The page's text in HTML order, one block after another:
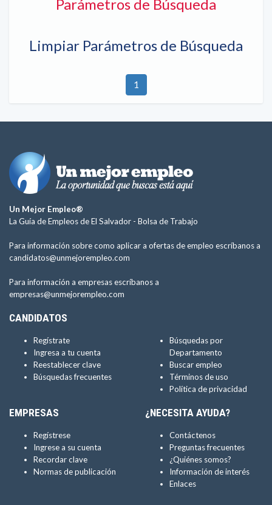
Parámetros de Búsqueda
Limpiar Parámetros de Búsqueda
1
Un Mejor Empleo®
La Guía de Empleos de El Salvador - Bolsa de Trabajo
Para información sobre como aplicar a ofertas de empleo escríbanos a
candidatos@unmejorempleo.com
Para información a empresas escríbanos a
empresas@unmejorempleo.com
CANDIDATOS
Regístrate
Ingresa a tu cuenta
Reestablecer clave
Búsquedas frecuentes
Búsquedas por
Departamento
Buscar empleo
Términos de uso
Política de privacidad
EMPRESAS
Regístrese
Ingrese a su cuenta
Recordar clave
Normas de publicación
¿NECESITA AYUDA?
Contáctenos
Preguntas frecuentes
¿Quiénes somos?
Información de interés
Enlaces